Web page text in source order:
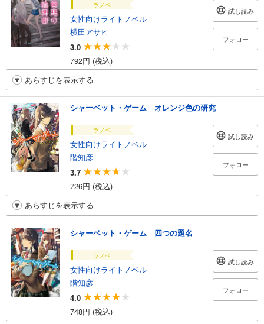
ラノベ
女性向けライトノベル
横田アサヒ
3.0
792円 (税込)
試し読み
フォロー
あらすじを表示する
シャーベット・ゲーム オレンジ色の研究
ラノベ
女性向けライトノベル
階知彦
3.7
726円 (税込)
試し読み
フォロー
あらすじを表示する
シャーベット・ゲーム 四つの題名
ラノベ
女性向けライトノベル
階知彦
4.0
748円 (税込)
試し読み
フォロー